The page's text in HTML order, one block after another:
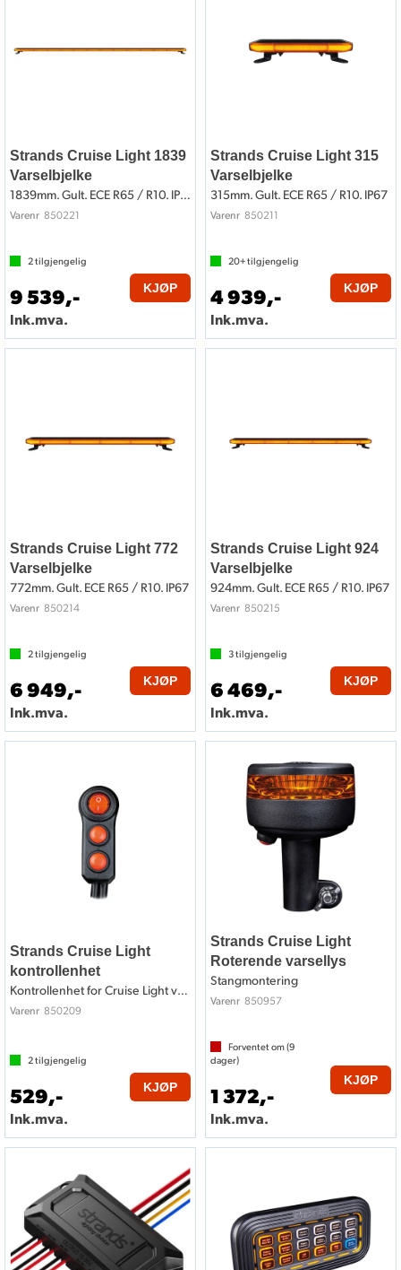
Strands Cruise Light 1839
Varselbjelke
1839mm. Gult. ECE R65 / R10. IP67
Varenr 850221
2tilgjengelig
9 539,-
Ink.mva.
KJØP
Strands Cruise Light 315
Varselbjelke
315mm. Gult. ECE R65 / R10. IP67
Varenr 850211
20+tilgjengelig
4 939,-
Ink.mva.
KJØP
Strands Cruise Light 772
Varselbjelke
772mm. Gult. ECE R65 / R10. IP67
Varenr 850214
2tilgjengelig
6 949,-
Ink.mva.
KJØP
Strands Cruise Light 924
Varselbjelke
924mm. Gult. ECE R65 / R10. IP67
Varenr 850215
3tilgjengelig
6 469,-
Ink.mva.
KJØP
Strands Cruise Light
kontrollenhet
Kontrollenhet for Cruise Light varsellys
Varenr 850209
2tilgjengelig
529,-
Ink.mva.
KJØP
Strands Cruise Light
Roterende varsellys
Stangmontering
Varenr 850957
Forventet om (9
dager)
1 372,-
Ink.mva.
KJØP